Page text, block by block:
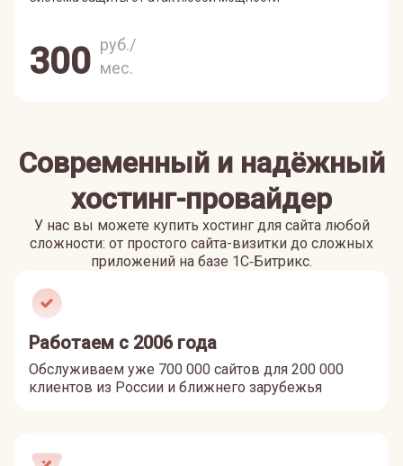
300 руб./
мес.
Современный и надёжный
хостинг-провайдер
У нас вы можете купить хостинг для сайта любой
сложности: от простого сайта-визитки до сложных
приложений на базе 1С‑Битрикс.
Работаем с 2006 года
Обслуживаем уже 700 000 сайтов для 200 000
клиентов из России и ближнего зарубежья